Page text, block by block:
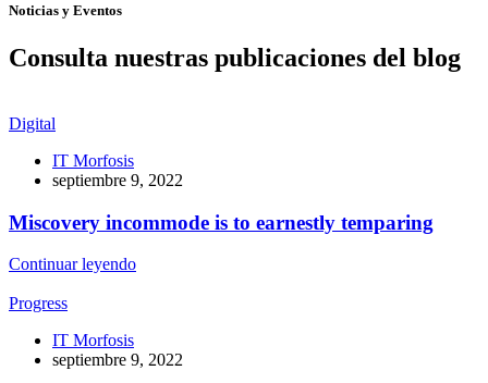
Noticias y Eventos
Consulta nuestras publicaciones del blog
Digital
IT Morfosis
septiembre 9, 2022
Miscovery incommode is to earnestly temparing
Continuar leyendo
Progress
IT Morfosis
septiembre 9, 2022